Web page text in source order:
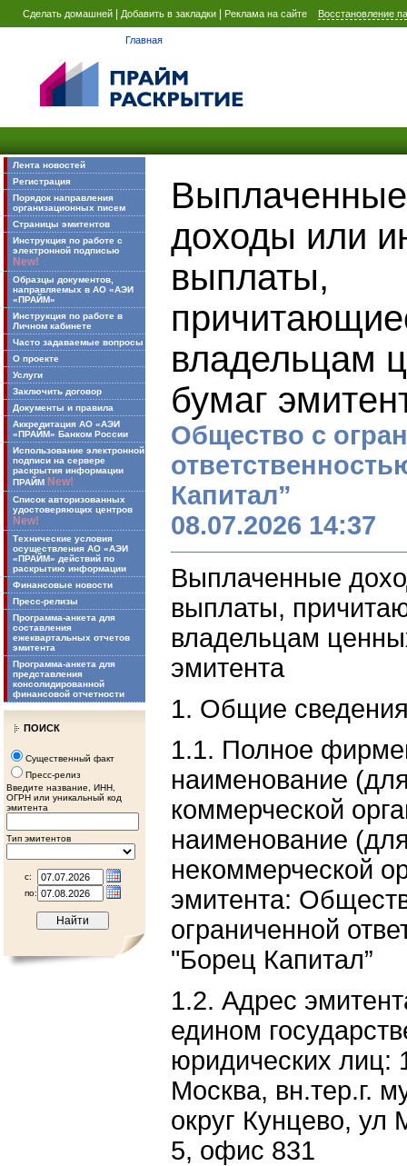
Сделать домашней Добавить в закладки Реклама на сайте Восстановление
Главная
Лента новостей
Регистрация
Порядок направления
организационных писем
Страницы эмитентов
Инструкция по работе с
электронной подписью
New!
Образцы документов,
направляемых в АО «АЭИ
«ПРАЙМ»
Инструкция по работе в
Личном кабинете
Часто задаваемые вопросы
О проекте
Услуги
Заключить договор
Документы и правила
Аккредитация АО «АЭИ
«ПРАЙМ» Банком России
Использование электронной
подписи на сервере
раскрытия информации
ПРАЙМ New!
Список авторизованных
удостоверяющих центров
New!
Технические условия
осуществления АО «АЭИ
«ПРАЙМ» действий по
раскрытию информации
Финансовые новости
Пресс-релизы
Программа-анкета для
составления
ежеквартальных отчетов
эмитента
Программа-анкета для
представления
консолидированной
финансовой отчетности
ПОИСК
Существенный факт
Пресс-релиз
Введите название, ИНН,
ОГРН или уникальный код
эмитента
Тип эмитентов
с:
по:
Выплаченные
доходы или
выплаты,
владельцам
бумаг
Общество с
Капитал”
08.07.2026 14:37
Выплаченные
выплаты,
владельцам
эмитента
1. Общие
1.1. Полное
наименование
коммерческой
наименование
некоммерческой
эмитента:
ограниченной
"Борец Капитал”
1.2. Адрес
едином
юридических лиц:
Москва, вн.тер.г.
округ Кунцево, ул
5, офис 831